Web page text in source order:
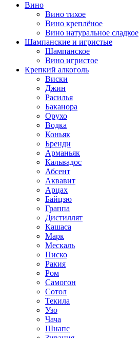
Вино
Вино тихое
Вино креплёное
Вино натуральное сладкое
Шампанские и игристые
Шампанское
Вино игристое
Крепкий алкоголь
Виски
Джин
Расилья
Баканора
Орухо
Водка
Коньяк
Бренди
Арманьяк
Кальвадос
Абсент
Аквавит
Арцах
Байцзю
Граппа
Дистиллят
Кашаса
Марк
Мескаль
Писко
Ракия
Ром
Самогон
Сотол
Текила
Узо
Чача
Шнапс